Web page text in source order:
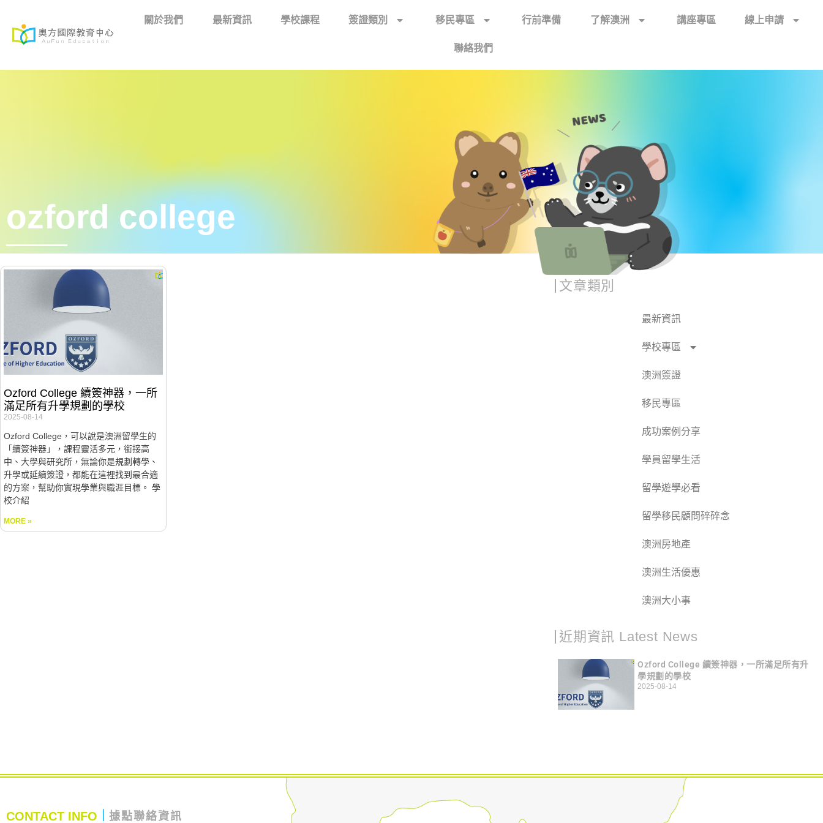
關於我們 最新資訊 學校課程 簽證類別 移民專區 行前準備 了解澳洲 講座專區 線上申請
聯絡我們
ozford college
Ozford College 續簽神器，一所
滿足所有升學規劃的學校
2025-08-14
Ozford College，可以說是澳洲留學生的
「續簽神器」，課程靈活多元，銜接高
中、大學與研究所，無論你是規劃轉學、
升學或延續簽證，都能在這裡找到最合適
的方案，幫助你實現學業與職涯目標。 學
校介紹
MORE »
文章類別
最新資訊
學校專區
澳洲簽證
移民專區
成功案例分享
學員留學生活
留學遊學必看
留學移民顧問碎碎念
澳洲房地產
澳洲生活優惠
澳洲大小事
近期資訊 Latest News
Ozford College 續簽神器，一所滿足所有升
學規劃的學校
2025-08-14
CONTACT INFO 據點聯絡資訊